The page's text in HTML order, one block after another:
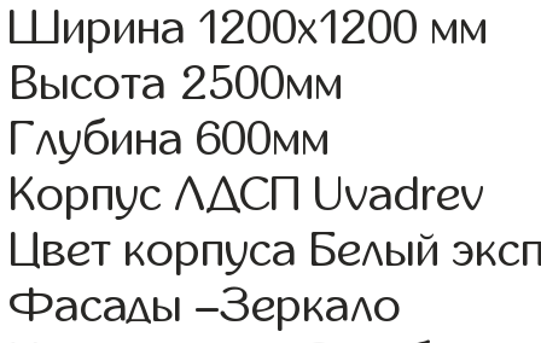
Ширина 1200x1200 мм
Высота 2500мм
Глубина 600мм
Корпус ЛДСП Uvadrev
Цвет корпуса Белый
Фасады –Зеркало